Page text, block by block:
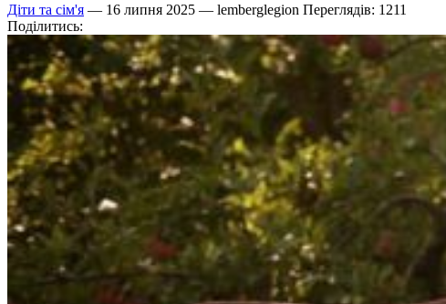
Діти та сім'я — 16 липня 2025 — lemberglegion Переглядів: 1211
Поділитись: